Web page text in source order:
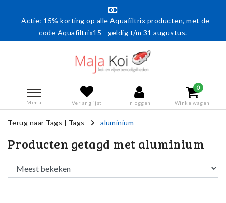
Actie: 15% korting op alle Aquafiltrix producten, met de
code Aquafiltrix15 - geldig t/m 31 augustus.
Menu Verlanglijst Inloggen
0
Winkelwagen
Terug naar Tags | Tags aluminium
Producten getagd met aluminium